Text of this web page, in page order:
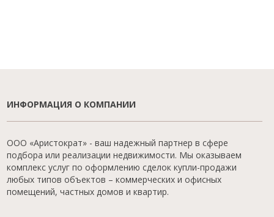
ИНФОРМАЦИЯ О КОМПАНИИ
ООО «Аристократ» - ваш надежный партнер в сфере
подбора или реализации недвижимости. Мы оказываем
комплекс услуг по оформлению сделок купли-продажи
любых типов объектов – коммерческих и офисных
помещений, частных домов и квартир.